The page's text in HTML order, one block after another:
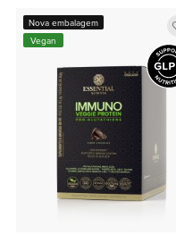
Nova embalagem
Vegan